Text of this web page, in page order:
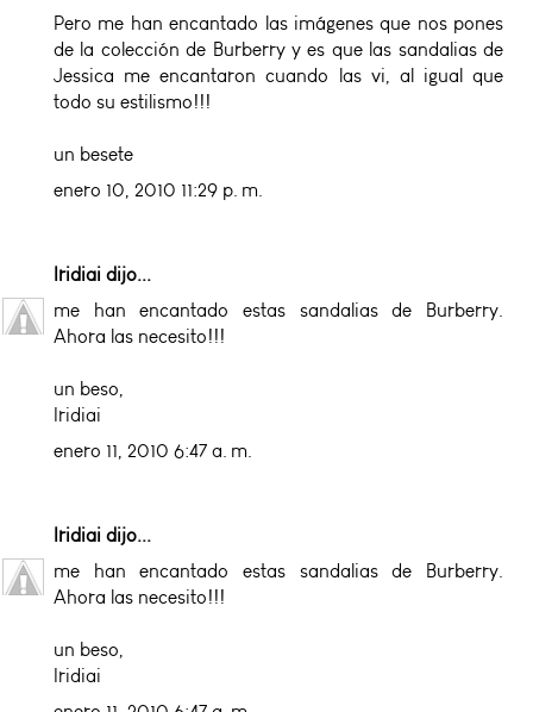
Pero me han encantado las imágenes que nos pones
de la colección de Burberry y es que las sandalias de
Jessica me encantaron cuando las vi, al igual que
todo su estilismo!!!
un besete
enero 10, 2010 11:29 p. m.
Iridiai dijo...
me han encantado estas sandalias de Burberry.
Ahora las necesito!!!
un beso,
Iridiai
enero 11, 2010 6:47 a. m.
Iridiai dijo...
me han encantado estas sandalias de Burberry.
Ahora las necesito!!!
un beso,
Iridiai